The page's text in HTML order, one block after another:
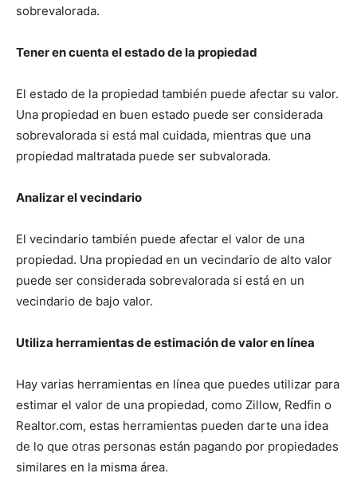
sobrevalorada.
Tener en cuenta el estado de la propiedad
El estado de la propiedad también puede afectar su valor.
Una propiedad en buen estado puede ser considerada
sobrevalorada si está mal cuidada, mientras que una
propiedad maltratada puede ser subvalorada.
Analizar el vecindario
El vecindario también puede afectar el valor de una
propiedad. Una propiedad en un vecindario de alto valor
puede ser considerada sobrevalorada si está en un
vecindario de bajo valor.
Utiliza herramientas de estimación de valor en línea
Hay varias herramientas en línea que puedes utilizar para
estimar el valor de una propiedad, como Zillow, Redfin o
Realtor.com, estas herramientas pueden darte una idea
de lo que otras personas están pagando por propiedades
similares en la misma área.